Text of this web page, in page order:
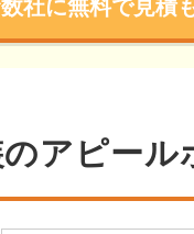
社に無料で見積
アピール